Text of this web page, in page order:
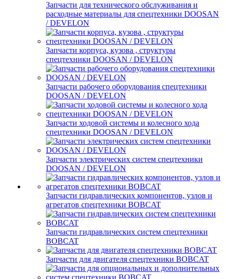
Запчасти для технического обслуживания и
расходные материалы для спецтехники DOOSAN
/ DEVELON
Запчасти корпуса, кузова , структуры
спецтехники DOOSAN / DEVELON
Запчасти рабочего оборудования спецтехники
DOOSAN / DEVELON
Запчасти ходовой системы и колесного хода
спецтехники DOOSAN / DEVELON
Запчасти электрических систем спецтехники
DOOSAN / DEVELON
Запчасти гидравлических компонентов, узлов и
агрегатов спецтехники BOBCAT
Запчасти гидравлических систем спецтехники
BOBCAT
Запчасти для двигателя спецтехники BOBCAT